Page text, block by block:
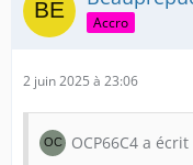
Accro
2 juin 2025 à 23:06
OCP66C4 a écrit